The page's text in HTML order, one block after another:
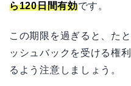
ら120日間有効です。
この期限を過ぎると、た
ッシュバックを受ける権
るよう注意しましょう。